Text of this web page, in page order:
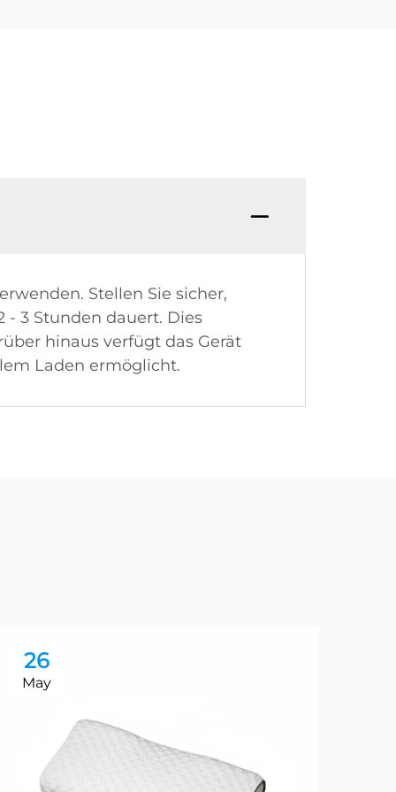
Stellen Sie sicher,
- 3 Stunden dauert. Dies
hinaus verfügt das Gerät
Laden ermöglicht.
26
May